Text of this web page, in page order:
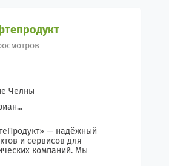
Челны
— надёжный
и сервисов для
компаний. Мы